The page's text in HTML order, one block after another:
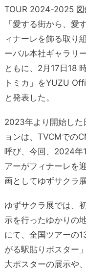
TOUR 2024-2025 図
「愛する街から、愛
ィナーレを飾る取り
ーバル本社ギャラリ
ともに、2月17日18
トミカ」をYUZU
と発表した。
2023年より開始した
ョンは、TVCMでの
呼び、今回、2024年
アーがフィナーレを
画としてゆずサクラ
ゆずサクラ展では、
示を行ったゆかりの
にて、全国ツアーの
がる駅貼りポスター
大ポスターの展示や